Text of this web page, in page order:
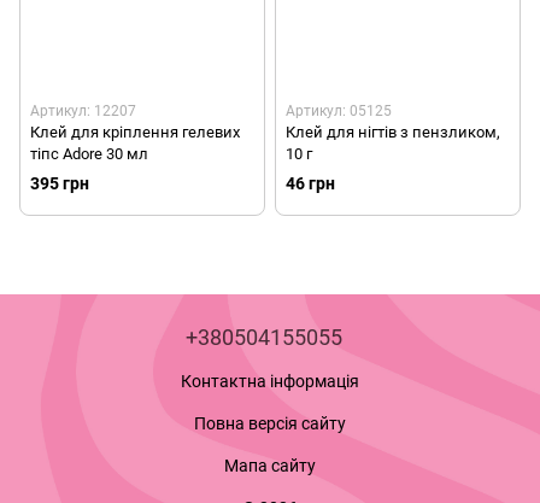
Артикул: 12207
Клей для кріплення гелевих
тіпс Adore 30 мл
395 грн
Артикул: 05125
Клей для нігтів з пензликом,
10 г
46 грн
+380504155055
Контактна інформація
Повна версія сайту
Мапа сайту